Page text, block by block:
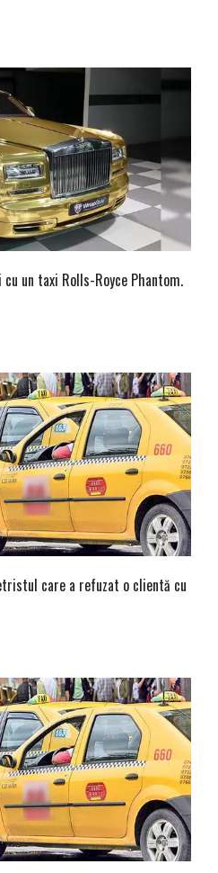
un taxi Rolls-Royce Phantom.
care a refuzat o clientă cu